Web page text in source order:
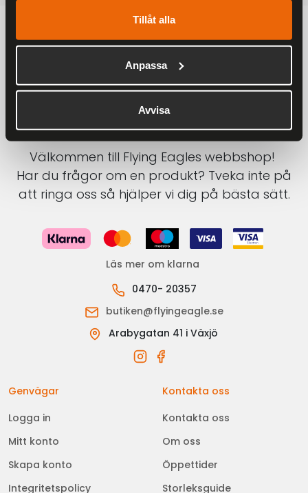
Tillåt alla
Anpassa
Avvisa
Välkommen till Flying Eagles webbshop!
Har du frågor om en produkt? Tveka inte på
att ringa oss så hjälper vi dig på bästa sätt.
Läs mer om klarna
0470- 20357
butiken@flyingeagle.se
Arabygatan 41 i Växjö
Genvägar
Logga in
Mitt konto
Skapa konto
Integritetspolicy
Kontakta oss
Kontakta oss
Om oss
Öppettider
Storleksguide